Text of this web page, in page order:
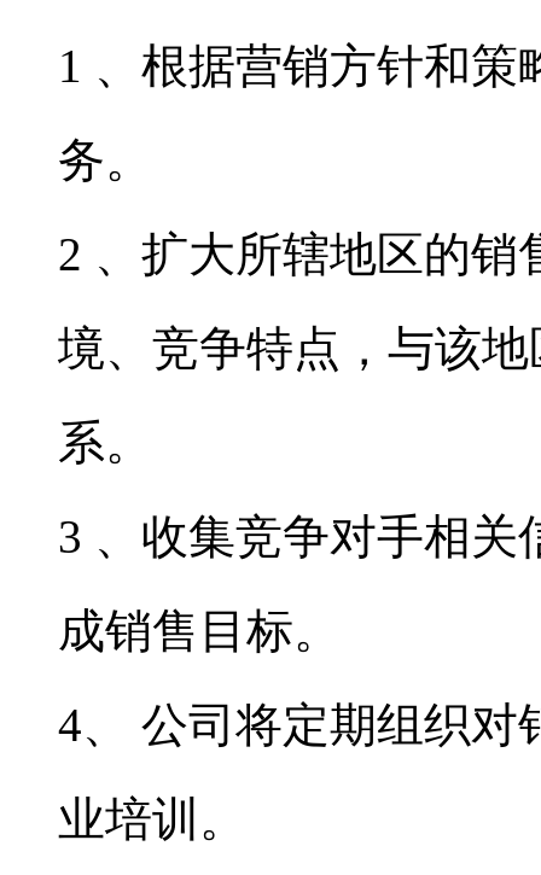
1 、根据营销方针和
务。
2 、扩大所辖地区的
境、竞争特点，与该
系。
3 、收集竞争对手相
成销售目标。
4、 公司将定期组织对
业培训。